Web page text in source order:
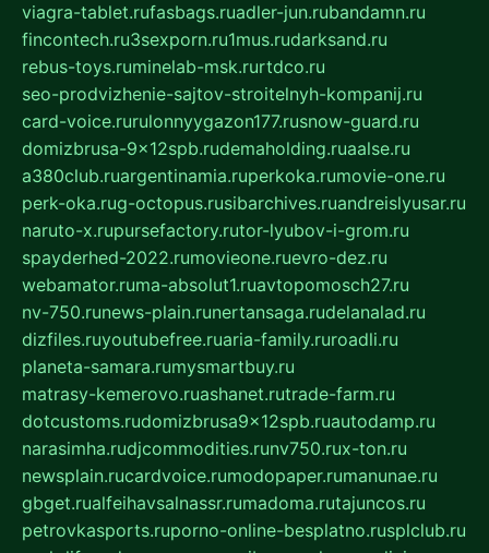
viagra-tablet.rufasbags.ruadler-jun.rubandamn.ru
fincontech.ru3sexporn.ru1mus.rudarksand.ru
rebus-toys.ruminelab-msk.rurtdco.ru
seo-prodvizhenie-sajtov-stroitelnyh-kompanij.ru
card-voice.rurulonnyygazon177.rusnow-guard.ru
domizbrusa-9x12spb.rudemaholding.ruaalse.ru
a380club.ruargentinamia.ruperkoka.rumovie-one.ru
perk-oka.rug-octopus.rusibarchives.ruandreislyusar.ru
naruto-x.rupursefactory.rutor-lyubov-i-grom.ru
spayderhed-2022.rumovieone.ruevro-dez.ru
webamator.ruma-absolut1.ruavtopomosch27.ru
nv-750.runews-plain.runertansaga.rudelanalad.ru
dizfiles.ruyoutubefree.ruaria-family.ruroadli.ru
planeta-samara.rumysmartbuy.ru
matrasy-kemerovo.ruashanet.rutrade-farm.ru
dotcustoms.rudomizbrusa9x12spb.ruautodamp.ru
narasimha.rudjcommodities.runv750.rux-ton.ru
newsplain.rucardvoice.rumodopaper.rumanunae.ru
gbget.rualfeihavsalnassr.rumadoma.rutajuncos.ru
petrovkasports.ruporno-online-besplatno.rusplclub.ru